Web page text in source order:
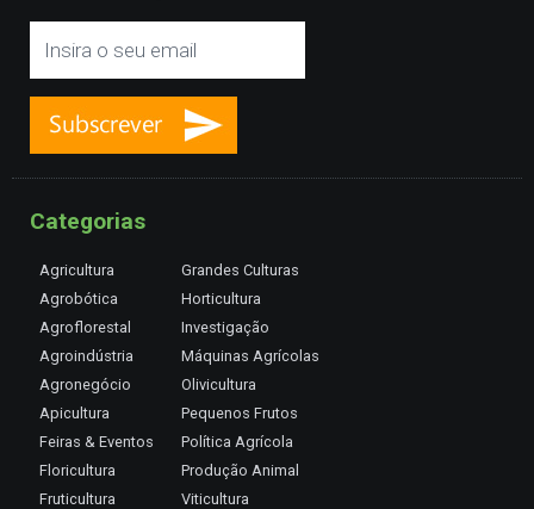
Categorias
Agricultura
Agrobótica
Agroflorestal
Agroindústria
Agronegócio
Apicultura
Feiras & Eventos
Floricultura
Fruticultura
Grandes Culturas
Horticultura
Investigação
Máquinas Agrícolas
Olivicultura
Pequenos Frutos
Política Agrícola
Produção Animal
Viticultura